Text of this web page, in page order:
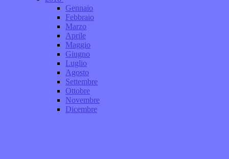
Gennaio
Febbraio
Marzo
Aprile
Maggio
Giugno
Luglio
Agosto
Settembre
Ottobre
Novembre
Dicembre